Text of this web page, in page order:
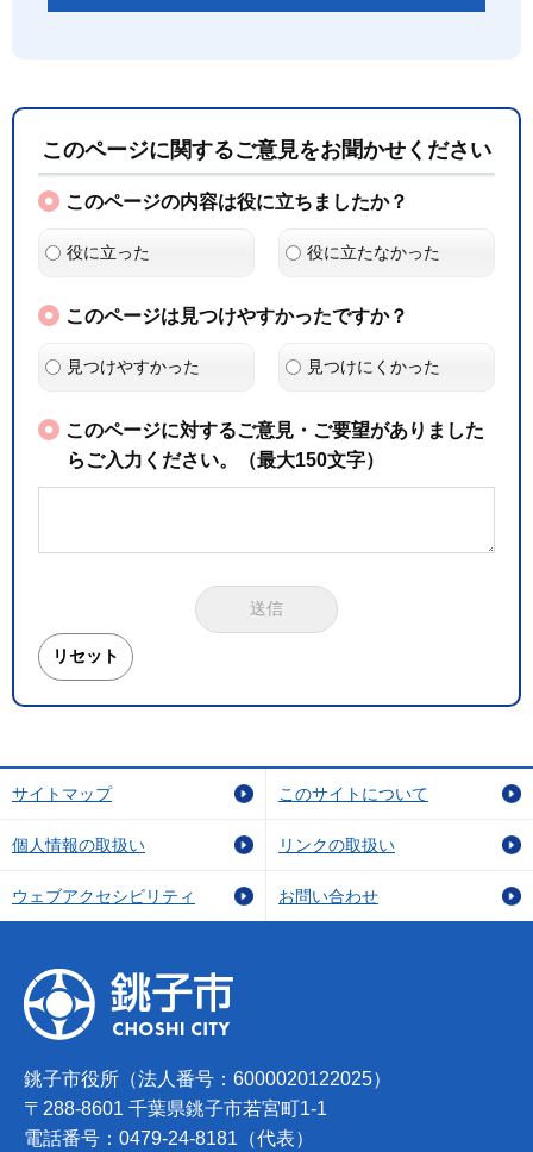
このページに関するご意見をお聞かせください
このページの内容は役に立ちましたか？
役に立った 役に立たなかった
このページは見つけやすかったですか？
見つけやすかった 見つけにくかった
このページに対するご意見・ご要望がありました
らご入力ください。（最大150文字）
サイトマップ このサイトについて
個人情報の取扱い リンクの取扱い
ウェブアクセシビリティ お問い合わせ
銚子市役所（法人番号：6000020122025）
〒288-8601 千葉県銚子市若宮町1-1
電話番号：0479-24-8181（代表）